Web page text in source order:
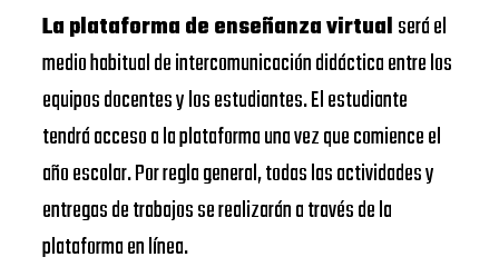
La plataforma de enseñanza virtualserá el
medio habitual de intercomunicación didáctica entre los
equipos docentes y los estudiantes. El estudiante
tendrá acceso a la plataforma una vez que comience el
año escolar. Por regla general, todas las actividades y
entregas de trabajos se realizarán a través de la
plataforma en línea.